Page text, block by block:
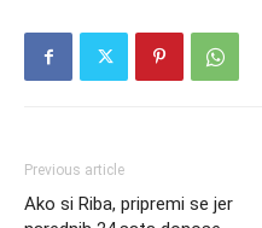
Previous article
Ako si Riba, pripremi se jer